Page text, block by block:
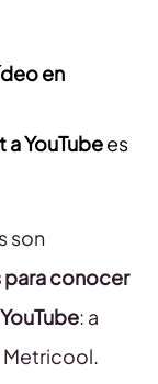
en
a YouTubees
son
para conocer
: a
Metricool.